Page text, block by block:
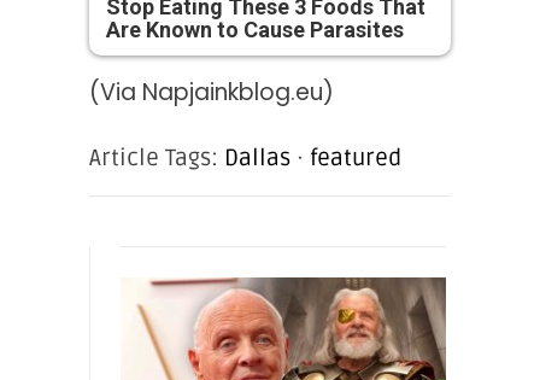
Stop Eating These 3 Foods That
Are Known to Cause Parasites
(Via Napjainkblog.eu)
Article Tags: Dallas · featured